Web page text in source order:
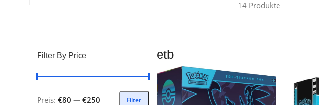
14 Produkte
Filter By Price
Filter
Preis: €80 — €250
etb